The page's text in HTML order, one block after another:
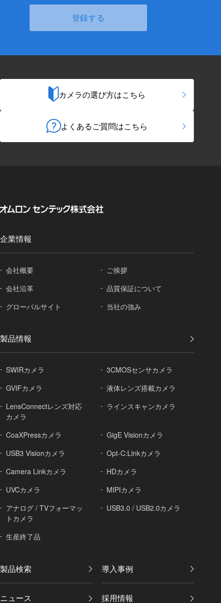
カメラの選び方はこちら
よくあるご質問はこちら
企業情報
会社概要
ご挨拶
会社沿革
品質保証について
グローバルサイト 当社の強み
製品情報
SWIRカメラ
3CMOSセンサカメラ
GVIFカメラ
液体レンズ搭載カメラ
LensConnectレンズ対応
カメラ
ラインスキャンカメラ
CoaXPressカメラ
GigE Visionカメラ
USB3 Visionカメラ
Opt-C:Linkカメラ
Camera Linkカメラ
HDカメラ
UVCカメラ
MIPIカメラ
アナログ / TVフォーマッ
トカメラ
USB3.0 / USB2.0カメラ
生産終了品
製品検索 導入事例
ニュース 採用情報